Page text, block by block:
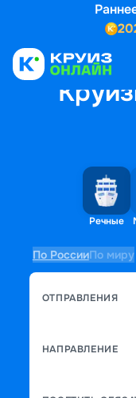
Речные
По РоссииПо миру
ОТПРАВЛЕНИЯ
НАПРАВЛЕНИЕ